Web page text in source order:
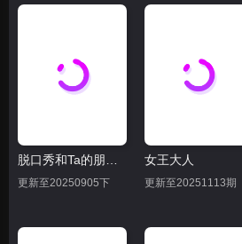
20251108 20251109
20251114下 20251114上
脱口秀和Ta的朋友们 第二季
更新至20250905下
女王大人
更新至20251113期